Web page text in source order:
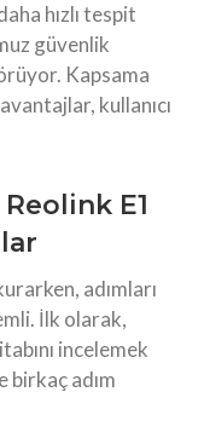
hızlı tespit
güvenlik
Kapsama
kullanıcı
E1
adımları
İlk olarak,
incelemek
birkaç adım